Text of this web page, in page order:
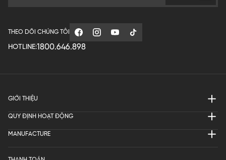
THEO DÕI CHÚNG TÔI
HOTLINE:1800.646.898
GIỚI THIỆU
QUY ĐỊNH HOẠT ĐỘNG
MANUFACTURE